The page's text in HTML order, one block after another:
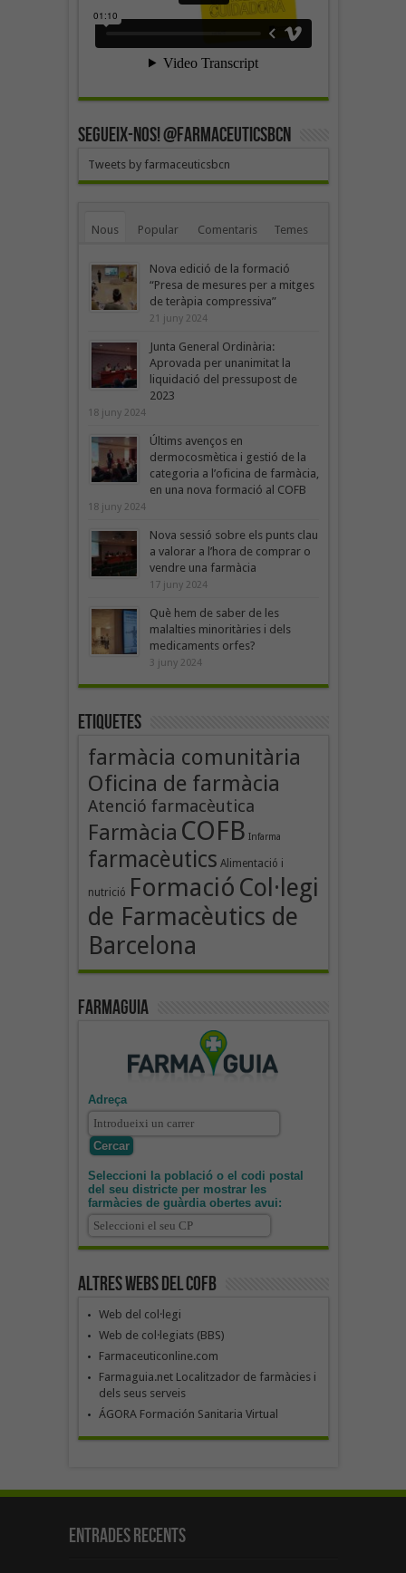
SEGUEIX-NOS! @farmaceuticsbcn
Tweets by farmaceuticsbcn
Nous Popular Comentaris Temes
Nova edició de la formació
“Presa de mesures per a mitges
de teràpia compressiva”
21 juny 2024
Junta General Ordinària:
Aprovada per unanimitat la
liquidació del pressupost de
2023
18 juny 2024
Últims avenços en
dermocosmètica i gestió de la
categoria a l’oficina de farmàcia,
en una nova formació al COFB
18 juny 2024
Nova sessió sobre els punts clau
a valorar a l’hora de comprar o
vendre una farmàcia
17 juny 2024
Què hem de saber de les
malalties minoritàries i dels
medicaments orfes?
3 juny 2024
Etiquetes
farmàcia comunitària
Oficina de farmàcia
Atenció farmacèutica
Farmàcia COFB Infarma
farmacèutics Alimentació i
nutrició Formació Col·legi
de Farmacèutics de
Barcelona
Farmaguia
Adreça
Seleccioni la població o el codi postal
del seu districte per mostrar les
farmàcies de guàrdia obertes avui:
Altres webs del COFB
Web del col·legi
Web de col·legiats (BBS)
Farmaceuticonline.com
Farmaguia.net Localitzador de farmàcies i
dels seus serveis
ÁGORA Formación Sanitaria Virtual
Entrades recents